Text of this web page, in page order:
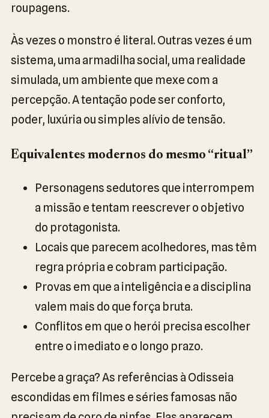
roupagens.
Às vezes o monstro é literal. Outras vezes é um
sistema, uma armadilha social, uma realidade
simulada, um ambiente que mexe com a
percepção. A tentação pode ser conforto,
poder, luxúria ou simples alívio de tensão.
Equivalentes modernos do mesmo “ritual”
Personagens sedutores que interrompem
a missão e tentam reescrever o objetivo
do protagonista.
Locais que parecem acolhedores, mas têm
regra própria e cobram participação.
Provas em que a inteligência e a disciplina
valem mais do que força bruta.
Conflitos em que o herói precisa escolher
entre o imediato e o longo prazo.
Percebe a graça? As referências à Odisseia
escondidas em filmes e séries famosas não